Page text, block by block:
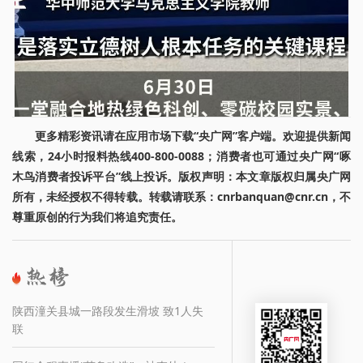
更多精彩资讯请在应用市场下载“央广网”客户端。欢迎提供新闻
线索，24小时报料热线400-800-0088；消费者也可通过央广网“啄
木鸟消费者投诉平台”线上投诉。版权声明：本文章版权归属央广网
所有，未经授权不得转载。转载请联系：cnrbanquan@cnr.cn，不
尊重原创的行为我们将追究责任。
陕西潼关县城一路段发生滑坡 致1人失
联